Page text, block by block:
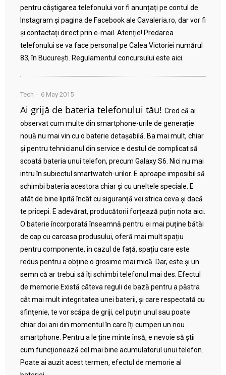
pentru câștigarea telefonului vor fi anunțați pe contul de
Instagram și pagina de Facebook ale Cavaleria.ro, dar vor fi
și contactați direct prin e-mail. Atenție! Predarea
telefonului se va face personal pe Calea Victoriei numărul
83, în București. Regulamentul concursului este aici.
Tech 6 May 2015
Ai grijă de bateria telefonului tău! Cred că ai
observat cum multe din smartphone-urile de generație
nouă nu mai vin cu o baterie detașabilă. Ba mai mult, chiar
și pentru tehnicianul din service e destul de complicat să
scoată bateria unui telefon, precum Galaxy S6. Nici nu mai
intru în subiectul smartwatch-urilor. E aproape imposibil să
schimbi bateria acestora chiar și cu uneltele speciale. E
atât de bine lipită încât cu siguranță vei strica ceva și dacă
te pricepi. E adevărat, producătorii forțează puțin nota aici.
O baterie încorporată înseamnă pentru ei mai puține bătăi
de cap cu carcasa produsului, oferă mai mult spațiu
pentru componente, în cazul de față, spațiu care este
redus pentru a obține o grosime mai mică. Dar, este și un
semn că ar trebui să îți schimbi telefonul mai des. Efectul
de memorie Există câteva reguli de bază pentru a păstra
cât mai mult integritatea unei baterii, și care respectată cu
sfințenie, te vor scăpa de griji, cel puțin unul sau poate
chiar doi ani din momentul în care îți cumperi un nou
smartphone. Pentru a le ține minte însă, e nevoie să știi
cum funcționează cel mai bine acumulatorul unui telefon.
Poate ai auzit acest termen, efectul de memorie al